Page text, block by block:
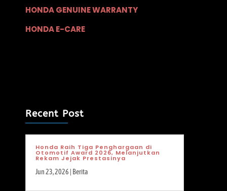
HONDA GENUINE WARRANTY
HONDA E-CARE
Recent Post
Honda Raih Tiga Penghargaan di
Otomotif Award 2026, Melanjutkan
Rekam Jejak Prestasinya
Jun 23, 2026 | Berita